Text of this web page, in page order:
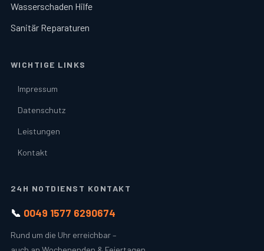
Wasserschaden Hilfe
Sanitär Reparaturen
WICHTIGE LINKS
Impressum
Datenschutz
Leistungen
Kontakt
24H NOTDIENST KONTAKT
📞 0049 1577 6290674
Rund um die Uhr erreichbar –